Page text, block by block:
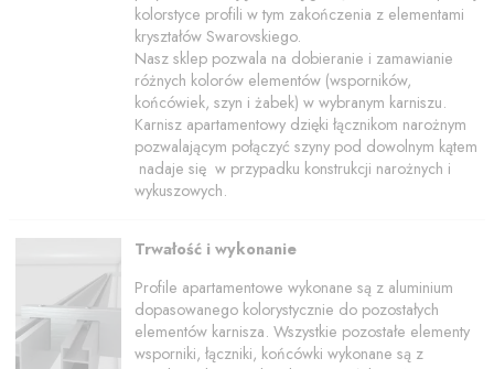
kolorstyce profili w tym zakończenia z elementami
kryształów Swarovskiego.
Nasz sklep pozwala na dobieranie i zamawianie
różnych kolorów elementów (wsporników,
końcówiek, szyn i żabek) w wybranym karniszu.
Karnisz apartamentowy dzięki łącznikom narożnym
pozwalającym połączyć szyny pod dowolnym kątem
nadaje się w przypadku konstrukcji narożnych i
wykuszowych.
Trwałość i wykonanie
Profile apartamentowe wykonane są z aluminium
dopasowanego kolorystycznie do pozostałych
elementów karnisza. Wszystkie pozostałe elementy
wsporniki, łączniki, końcówki wykonane są z